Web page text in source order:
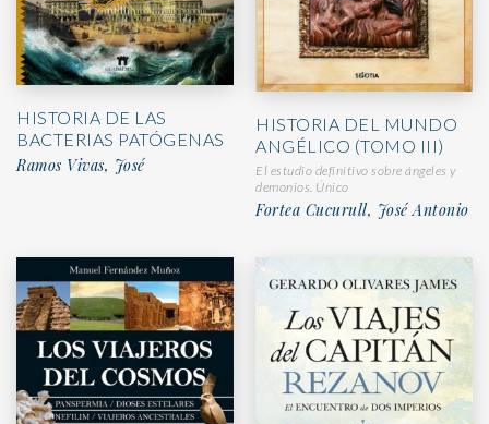
HISTORIA DE LAS
BACTERIAS PATÓGENAS
Ramos Vivas, José
HISTORIA DEL MUNDO
ANGÉLICO (TOMO III)
El estudio definitivo sobre ángeles y
demonios. Único
Fortea Cucurull, José Antonio